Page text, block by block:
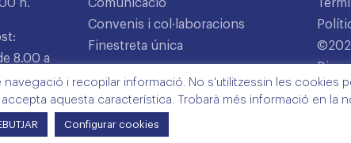
h.
8.00 a
Comunicació
Convenis i col·laboracions
Finestreta única
i recopilar informació. No s'utilitzessin les cookies
aquesta característica. Trobarà més informació en la
Configurar cookies